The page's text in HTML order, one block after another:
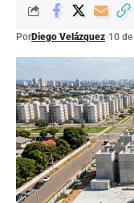
PorDiego Velázquez 10